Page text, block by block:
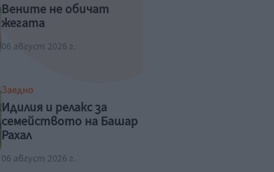
Вените не обичат
жегата
06 август 2026 г.
Заедно
Идилия и релакс за
семейството на Башар
Рахал
06 август 2026 г.